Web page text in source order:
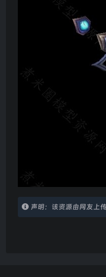
声明：该资源由网友上